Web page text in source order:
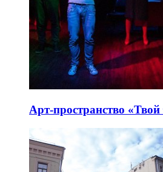
Арт-пространство «Твой